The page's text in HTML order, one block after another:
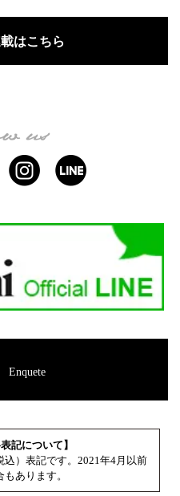
はこちら
Enquete
記について】
）表記です。2021年4月以前
あります。